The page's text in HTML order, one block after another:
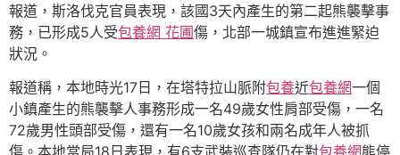
報道，斯洛伐克官員表現，該國3天內產生的第二起熊襲擊事
務，已形成5人受包養網 花圃傷，北部一城鎮宣布進進緊迫
狀況。
報道稱，本地時光17日，在塔特拉山脈附包養近包養網一個
小鎮產生的熊襲擊人事務形成一名49歲女性肩部受傷，一名
72歲男性頭部受傷，還有一名10歲女孩和兩名成年人被抓